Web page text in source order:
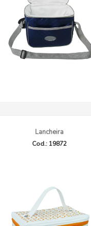
Lancheira
Cod.: 19872